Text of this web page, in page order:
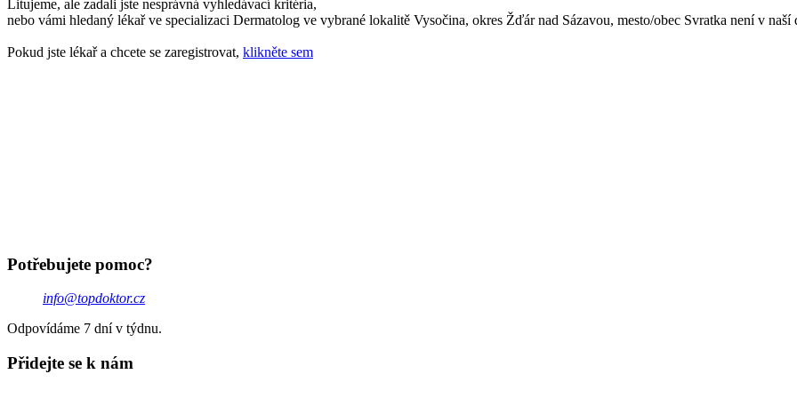
Litujeme, ale zadali jste nesprávná vyhledávací kritéria,
nebo vámi hledaný lékař ve specializaci Dermatolog ve vybrané lokalitě Vysočina, okres Žďár nad Sázavou, mesto/obec Svratka není v naší
Pokud jste lékař a chcete se zaregistrovat, klikněte sem
Potřebujete pomoc?
info@topdoktor.cz
Odpovídáme 7 dní v týdnu.
Přidejte se k nám